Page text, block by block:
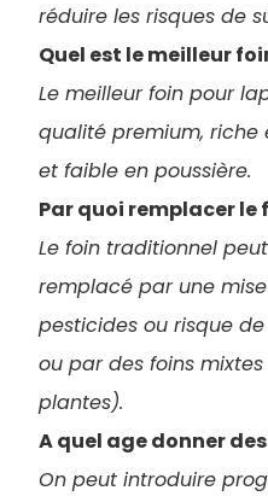
réduire les risques de
Quel est le meilleur
Le meilleur foin pour
qualité premium, riche
et faible en poussière.
Par quoi remplacer le
Le foin traditionnel
remplacé par une
pesticides ou risque
ou par des foins
plantes).
A quel age donner
On peut introduire